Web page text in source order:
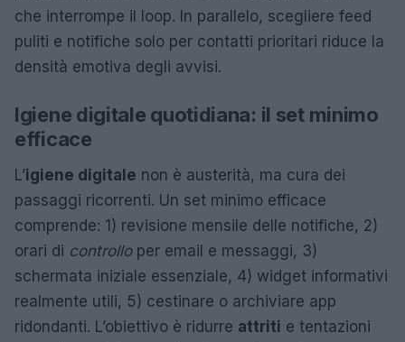
che interrompe il loop. In parallelo, scegliere feed
puliti e notifiche solo per contatti prioritari riduce la
densità emotiva degli avvisi.
Igiene digitale quotidiana: il set minimo
efficace
L’igiene digitale non è austerità, ma cura dei
passaggi ricorrenti. Un set minimo efficace
comprende: 1) revisione mensile delle notifiche, 2)
orari di controlloper email e messaggi, 3)
schermata iniziale essenziale, 4) widget informativi
realmente utili, 5) cestinare o archiviare app
ridondanti. L’obiettivo è ridurre attriti e tentazioni